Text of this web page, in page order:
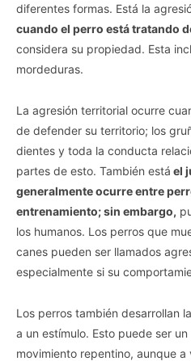
diferentes formas. Está la
cuando el perro está tratando
considera su propiedad. Esta
mordeduras.
La agresión territorial ocurre
de defender su territorio; los
dientes y toda la conducta
partes de esto. También está el
generalmente ocurre entre
entrenamiento; sin embargo,
los humanos. Los perros que
canes pueden ser llamados
especialmente si su
Los perros también desarrollan
a un estímulo. Esto puede ser
movimiento repentino, aunque